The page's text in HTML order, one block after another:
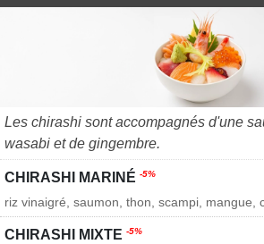
Les chirashi sont accompagnés d'une
wasabi et de gingembre.
CHIRASHI MARINÉ -5%
riz vinaigré, saumon, thon, scampi, mangue,
CHIRASHI MIXTE -5%